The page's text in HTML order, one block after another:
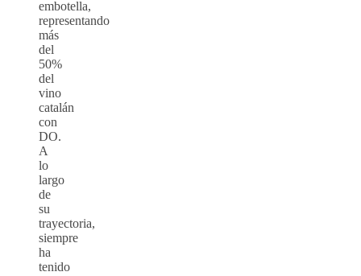
embotella,
representando
más
del
50%
del
vino
catalán
con
DO.
A
lo
largo
de
su
trayectoria,
siempre
ha
tenido